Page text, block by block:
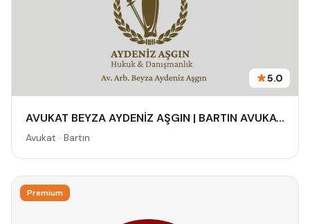
5.0
AVUKAT BEYZA AYDENİZ AŞGIN | BARTIN AVUKAT | HUKUK VE ARABULUCULUK BÜROSU - AİLE, CEZA, İŞ HUKUKU, BOŞANMA AVUKATI
Avukat · Bartın
Premium